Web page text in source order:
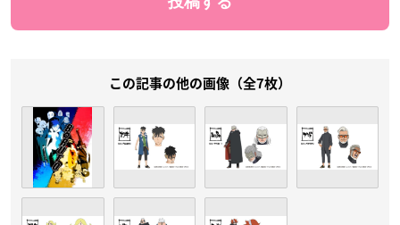
この記事の他の画像（全7枚）